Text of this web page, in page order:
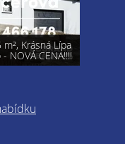
Krásná Lípa
NOVÁ CENA!!!!